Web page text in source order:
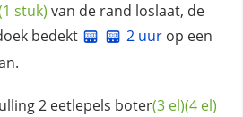
stuk) van de rand loslaat, de
bedekt
2 uurop een
2 eetlepels boter(3 el)(4 el)